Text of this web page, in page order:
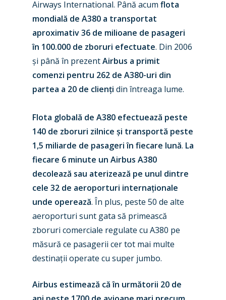
Airways International. Până acum flota
mondială de A380 a transportat
aproximativ 36 de milioane de pasageri
în 100.000 de zboruri efectuate. Din 2006
și până în prezentAirbus a primit
comenzi pentru 262 de A380-uri din
partea a 20 de clienți din întreaga lume.
Flota globală de A380 efectuează peste
140 de zboruri zilnice și transportă peste
1,5 miliarde de pasageri în fiecare lună. La
fiecare 6 minute un Airbus A380
decolează sau aterizează pe unul dintre
cele 32 de aeroporturi internaționale
unde operează. În plus, peste 50 de alte
aeroporturi sunt gata să primească
zboruri comerciale regulate cu A380 pe
măsură ce pasagerii cer tot mai multe
destinații operate cu super jumbo.
Airbus estimează că în următorii 20 de
New Routes
Industry
Accidents / Incidents
Airshows
Dubai 2025
Paris 2025
Paris 2023
Business Jets
Military
Marketplace